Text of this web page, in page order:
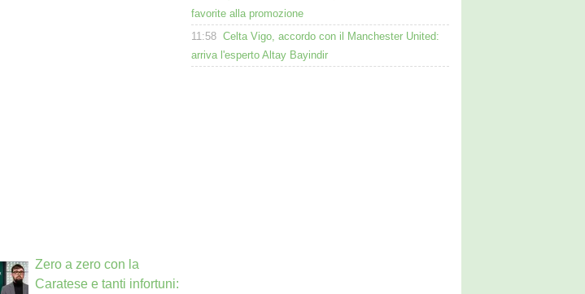
Zero a zero con la
Caratese e tanti infortuni:
favorite alla promozione
11:58 Celta Vigo, accordo con il Manchester United:
arriva l'esperto Altay Bayindir